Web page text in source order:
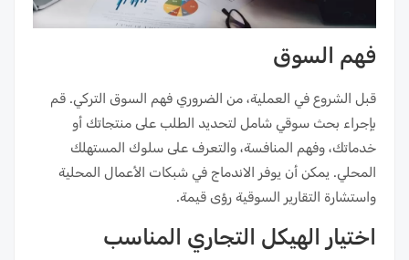
فهم السوق
قبل الشروع في العملية، من الضروري فهم السوق التركي. قم
بإجراء بحث سوقي شامل لتحديد الطلب على منتجاتك أو
خدماتك، وفهم المنافسة، والتعرف على سلوك المستهلك
المحلي. يمكن أن يوفر الاندماج في شبكات الأعمال المحلية
واستشارة التقارير السوقية رؤى قيمة.
اختيار الهيكل التجاري المناسب